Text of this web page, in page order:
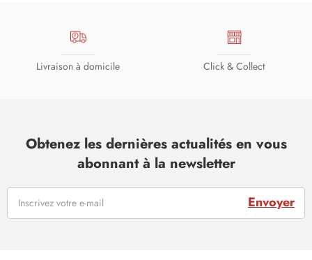
Livraison à domicile Click & Collect
Obtenez les dernières actualités en vous
abonnant à la newsletter
Envoyer